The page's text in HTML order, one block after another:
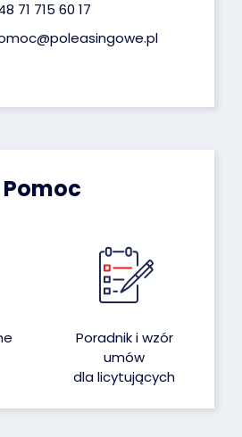
71 715 60 17
Pomoc
Poradnik i wzór
umów
dla licytujących